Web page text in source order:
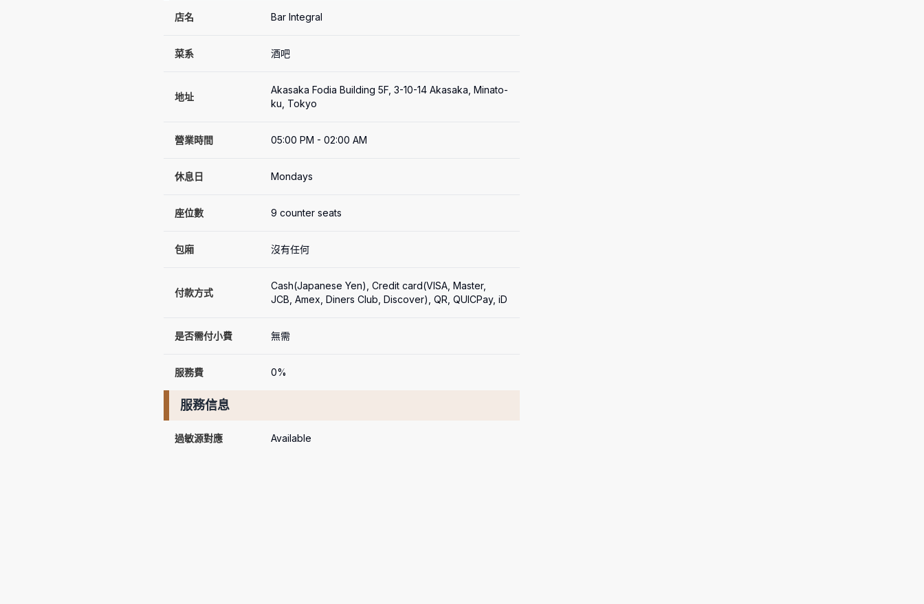
店名 Bar Integral
菜系 酒吧
地址
Akasaka Fodia Building 5F, 3-10-14 Akasaka, Minato-
ku, Tokyo
營業時間 05:00 PM - 02:00 AM
休息日 Mondays
座位數 9 counter seats
包廂 沒有任何
付款方式
Cash(Japanese Yen), Credit card(VISA, Master,
JCB, Amex, Diners Club, Discover), QR, QUICPay, iD
是否需付小費 無需
服務費 0%
服務信息
過敏源對應 Available